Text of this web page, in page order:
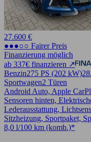
27.600 €
●●●○○ Fairer Preis
Finanzierung möglich
ab 337€ finanzieren ↗
Benzin275 PS (202 kW)
Sportwagen2 Türen
Android Auto, Apple
Sensoren hinten,
Lederausstattung,
Sitzheizung, Sportpaket,
8,0 l/100 km (komb.)*